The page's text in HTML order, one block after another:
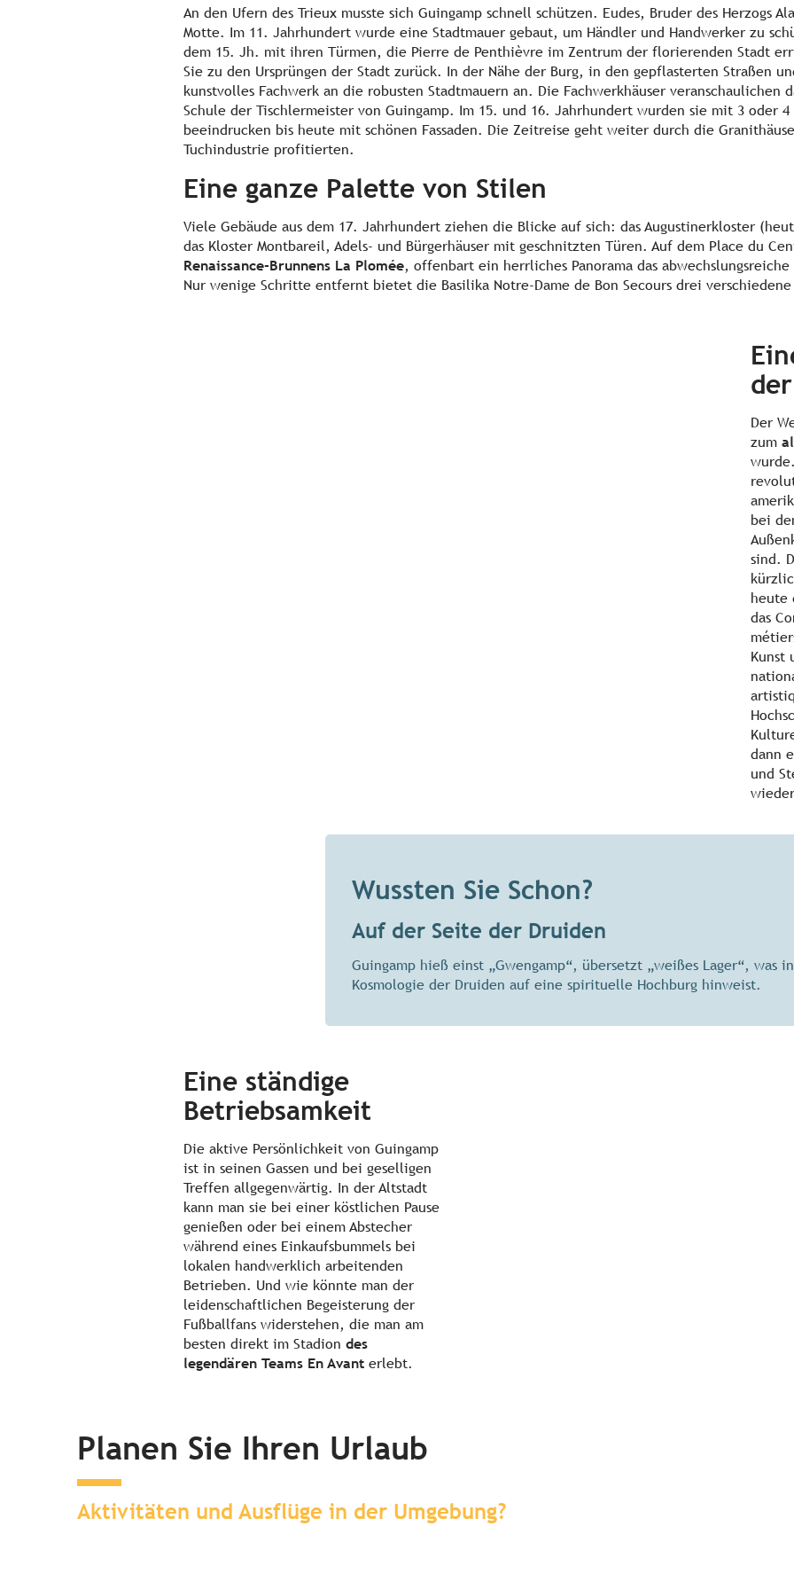
An den Ufern des Trieux musste sich Guingamp schnell schützen. Eudes, Bruder des Herzogs
Motte. Im 11. Jahrhundert wurde eine Stadtmauer gebaut, um Händler und Handwerker zu
dem 15. Jh. mit ihren Türmen, die Pierre de Penthièvre im Zentrum der florierenden Stadt
Sie zu den Ursprüngen der Stadt zurück. In der Nähe der Burg, in den gepflasterten Straßen
kunstvolles Fachwerk an die robusten Stadtmauern an. Die Fachwerkhäuser veranschaulichen
Schule der Tischlermeister von Guingamp. Im 15. und 16. Jahrhundert wurden sie mit 3 oder
beeindrucken bis heute mit schönen Fassaden. Die Zeitreise geht weiter durch die
Tuchindustrie profitierten.
Eine ganze Palette von Stilen
Viele Gebäude aus dem 17. Jahrhundert ziehen die Blicke auf sich: das Augustinerkloster
das Kloster Montbareil, Adels- und Bürgerhäuser mit geschnitzten Türen. Auf dem Place du
Renaissance-Brunnens La Plomée, offenbart ein herrliches Panorama das
Nur wenige Schritte entfernt bietet die Basilika Notre-Dame de Bon Secours drei
Der
zum
bei
sind.
heute
das
Kunst
dann
und
Wussten Sie Schon?
Auf der Seite der Druiden
Guingamp hieß einst „Gwengamp“, übersetzt „weißes Lager“, was
Kosmologie der Druiden auf eine spirituelle Hochburg hinweist.
Eine ständige
Betriebsamkeit
Die aktive Persönlichkeit von Guingamp
ist in seinen Gassen und bei geselligen
Treffen allgegenwärtig. In der Altstadt
kann man sie bei einer köstlichen Pause
genießen oder bei einem Abstecher
während eines Einkaufsbummels bei
lokalen handwerklich arbeitenden
Betrieben. Und wie könnte man der
leidenschaftlichen Begeisterung der
Fußballfans widerstehen, die man am
besten direkt im Stadion des
legendären Teams En Avant erlebt.
Planen Sie Ihren Urlaub
Aktivitäten und Ausflüge in der Umgebung?